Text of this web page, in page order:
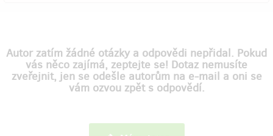
Autor zatím žádné otázky a odpovědi nepřidal. Pokud
vás něco zajímá, zeptejte se! Dotaz nemusíte
zveřejnit, jen se odešle autorům na e-mail a oni se
vám ozvou zpět s odpovědí.